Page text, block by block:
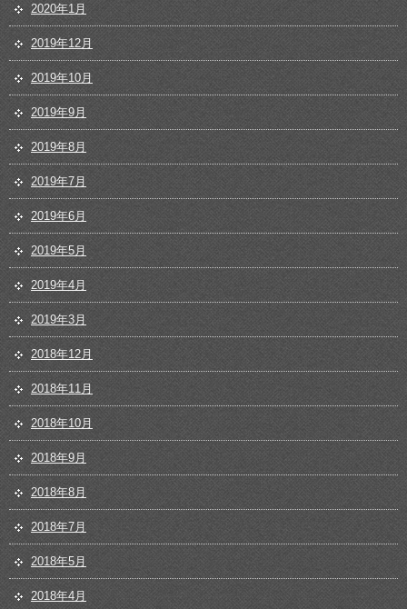
2020年1月
2019年12月
2019年10月
2019年9月
2019年8月
2019年7月
2019年6月
2019年5月
2019年4月
2019年3月
2018年12月
2018年11月
2018年10月
2018年9月
2018年8月
2018年7月
2018年5月
2018年4月